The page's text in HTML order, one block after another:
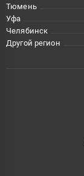
Тюмень
Уфа
Челябинск
Другой регион